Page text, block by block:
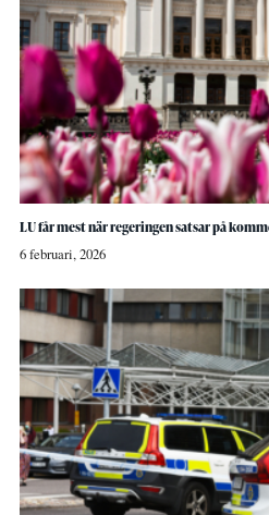
LU får mest när regeringen satsar på
6 februari, 2026